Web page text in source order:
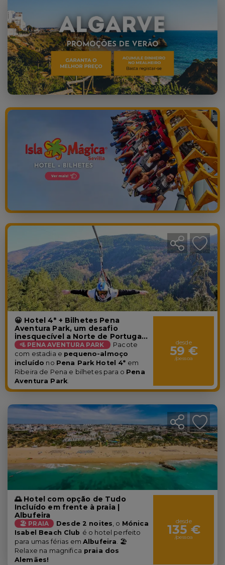
😀 Hotel 4* + Bilhetes Pena
Aventura Park, um desafio
inesquecível a Norte de Portugal!
| Ribeira de Pena
🚵 PENA AVENTURA PARK
Pacote
com estadia e pequeno-almoço
incluído no Pena Park Hotel 4* em
Ribeira de Pena e bilhetes para o Pena
Aventura Park.
desde
59 €
/pessoa
🌅 Hotel com opção de Tudo
Incluído em frente à praia |
Albufeira
🏖️ PRAIA Desde 2 noites, o Mónica
Isabel Beach Club é o hotel perfeito
para umas férias emAlbufeira. 🏖️
Relaxe na magnifica praia dos
Alemães!
desde
135 €
/pessoa